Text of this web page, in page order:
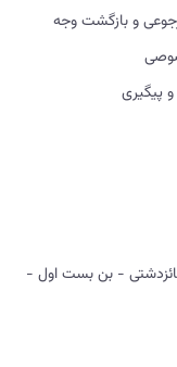
و بازگشت وجه
پیگیری
- بن بست اول -